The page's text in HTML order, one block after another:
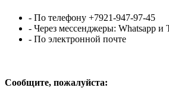
- По телефону +7921-947-97-45
- Через мессенджеры: Whatsapp и
- По электронной почте
Сообщите, пожалуйста: